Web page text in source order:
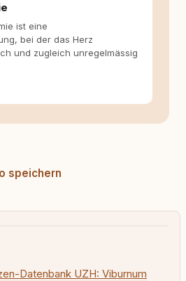
ist eine
bei der das Herz
und zugleich unregelmässig
speichern
Datenbank UZH: Viburnum